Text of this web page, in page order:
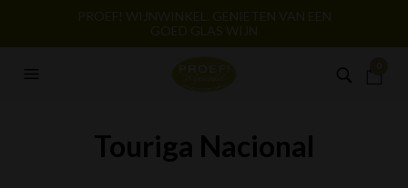
PROEF! WIJNWINKEL. GENIETEN VAN EEN
GOED GLAS WIJN
Touriga Nacional